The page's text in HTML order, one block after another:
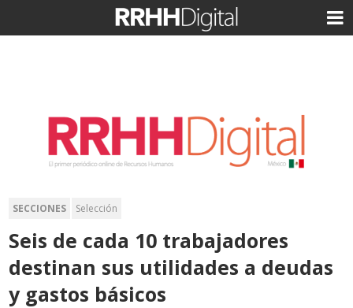
SECCIONES Selección
Seis de cada 10 trabajadores
destinan sus utilidades a deudas
y gastos básicos